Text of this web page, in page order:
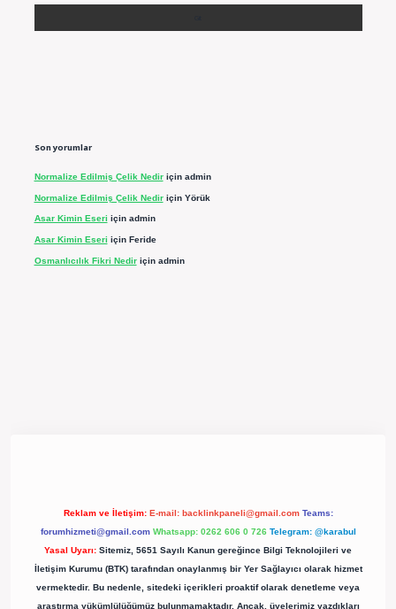
Son yorumlar
Normalize Edilmiş Çelik Nediriçin admin
Normalize Edilmiş Çelik Nediriçin Yörük
Asar Kimin Eseri için admin
Asar Kimin Eseri için Feride
Osmanlıcılık Fikri Nediriçin admin
Reklam ve İletişim: E-mail: backlinkpaneli@gmail.com Teams:
forumhizmeti@gmail.com Whatsapp: 0262 606 0 726 Telegram: @karabul
Yasal Uyarı: Sitemiz, 5651 Sayılı Kanun gereğince Bilgi Teknolojileri ve
İletişim Kurumu (BTK) tarafından onaylanmış bir Yer Sağlayıcı olarak hizmet
vermektedir. Bu nedenle, sitedeki içerikleri proaktif olarak denetleme veya
araştırma yükümlülüğümüz bulunmamaktadır. Ancak, üyelerimiz yazdıkları